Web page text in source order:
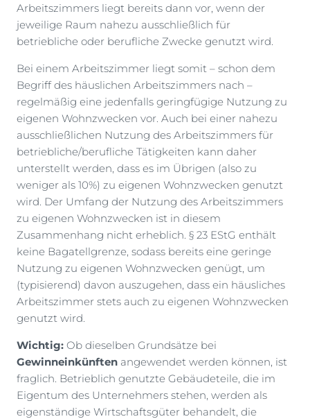
Arbeitszimmers liegt bereits dann vor, wenn der
jeweilige Raum nahezu ausschließlich für
betriebliche oder berufliche Zwecke genutzt wird.
Bei einem Arbeitszimmer liegt somit – schon dem
Begriff des häuslichen Arbeitszimmers nach –
regelmäßig eine jedenfalls geringfügige Nutzung zu
eigenen Wohnzwecken vor. Auch bei einer nahezu
ausschließlichen Nutzung des Arbeitszimmers für
betriebliche/berufliche Tätigkeiten kann daher
unterstellt werden, dass es im Übrigen (also zu
weniger als 10%) zu eigenen Wohnzwecken genutzt
wird. Der Umfang der Nutzung des Arbeitszimmers
zu eigenen Wohnzwecken ist in diesem
Zusammenhang nicht erheblich. § 23 EStG enthält
keine Bagatellgrenze, sodass bereits eine geringe
Nutzung zu eigenen Wohnzwecken genügt, um
(typisierend) davon auszugehen, dass ein häusliches
Arbeitszimmer stets auch zu eigenen Wohnzwecken
genutzt wird.
Wichtig: Ob dieselben Grundsätze bei
Gewinneinkünften angewendet werden können, ist
fraglich. Betrieblich genutzte Gebäudeteile, die im
Eigentum des Unternehmers stehen, werden als
eigenständige Wirtschaftsgüter behandelt, die